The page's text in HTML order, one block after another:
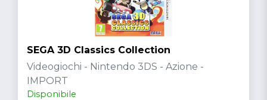
SEGA 3D Classics Collection
Videogiochi - Nintendo 3DS - Azione -
IMPORT
Disponibile